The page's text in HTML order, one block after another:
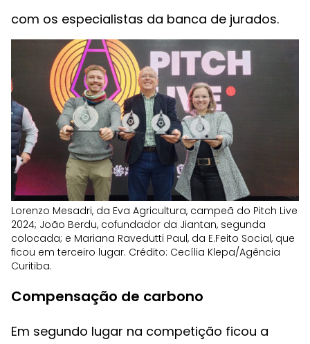
com os especialistas da banca de jurados.
Lorenzo Mesadri, da Eva Agricultura, campeã do Pitch Live
2024; João Berdu, cofundador da Jiantan, segunda
colocada; e Mariana Ravedutti Paul, da E.Feito Social, que
ficou em terceiro lugar. Crédito: Cecília Klepa/Agência
Curitiba.
Compensação de carbono
Em segundo lugar na competição ficou a